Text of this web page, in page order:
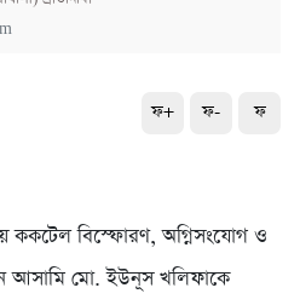
ফ+ ফ- ফ
ককটেল বিস্ফোরণ, অগ্নিসংযোগ ও
আসামি মো. ইউনূস খলিফাকে